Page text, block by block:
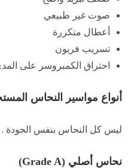
صوت غير طبيعي
أعطال متكررة
تسريب فريون
احتراق الكمبروسر على
أنواع مواسير النحاس
ليس كل النحاس بنفس الجودة .
نحاس أصلي (Grade A)